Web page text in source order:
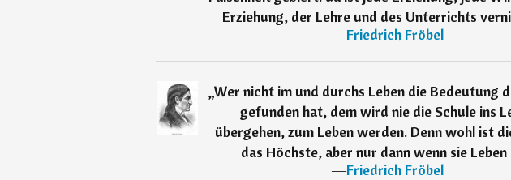
Erziehung, der Lehre und des Unterrichts
―Friedrich Fröbel
„Wer nicht im und durchs Leben die Bedeutung
gefunden hat, dem wird nie die Schule ins
übergehen, zum Leben werden. Denn wohl ist
das Höchste, aber nur dann wenn sie Leben
―Friedrich Fröbel